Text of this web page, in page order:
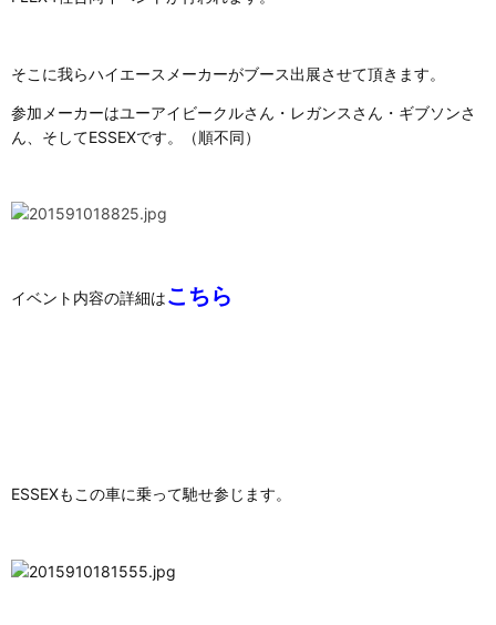
そこに我らハイエースメーカーがブース出展させて頂きます。
参加メーカーはユーアイビークルさん・レガンスさん・ギブソンさ
ん、そしてESSEXです。（順不同）
イベント内容の詳細はこちら
ESSEXもこの車に乗って馳せ参じます。